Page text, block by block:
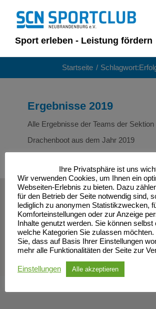
Inhalt
springenSport erleben - Leistung fördern
Startseite Schlagwort:
Ergebnisse 2019
Alle Ergebnisse der Teams der Sektion
Drachenboot aus dem Jahr 2019
© Sportclub Neubrandenburg e.V. | All
Impressum
Ihre Privatsphäre ist uns
Wir verwenden Cookies, um Ihnen ein
Webseiten-Erlebnis zu bieten. Dazu
für den Betrieb der Seite notwendig sind,
lediglich zu anonymen Statistikzwecken,
Komforteinstellungen oder zur Anzeige
Inhalte genutzt werden. Sie können selbst
welche Kategorien Sie zulassen möchten.
Sie, dass auf Basis Ihrer Einstellungen
mehr alle Funktionalitäten der Seite zur
Einstellungen Alle akzeptieren